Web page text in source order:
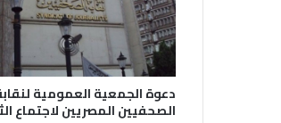
دعوة الجمعية العمومية
الصحفيين المصريين لاجتماع